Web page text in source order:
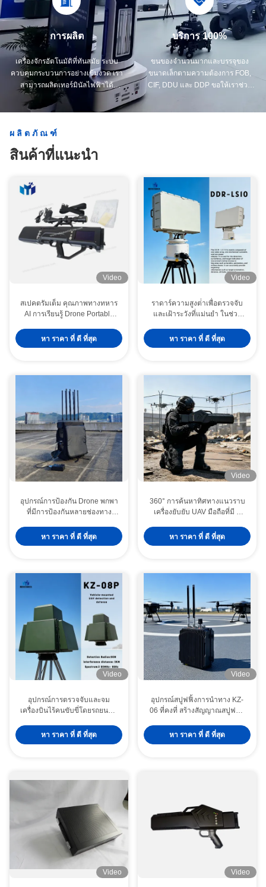
การผลิต
เครื่องจักรอัตโนมัติที่ทันสมัย ระบบ
ควบคุมกระบวนการอย่างเข้มงวด เรา
สามารถผลิตเทอร์มินัลไฟฟ้าได้
มากกว่าที่คุณต้องการ
บริการ 100%
ขนของจํานวนมากและบรรจุของ
ขนาดเล็กตามความต้องการ FOB,
CIF, DDU และ DDP ขอให้เราช่วย
ผลิตภัณฑ์
สินค้าที่แนะนํา
Video
สเปคตรัมเต็ม คุณภาพทางทหาร
AI การเรียนรู้ Drone Portable
ช่วงความถี่ที่สามารถปรับแต่งได้
หา ราคา ที่ ดี ที่สุด
Video
ราดาร์ความสูงต่ําเพื่อตรวจจับ
และเฝ้าระวังที่แม่นยํา ในช่วง
หมายที่แม่นยําและการติดตาม
หา ราคา ที่ ดี ที่สุด
อุปกรณ์การป้องกัน Drone พกพา
ที่มีการป้องกันหลายช่องทาง
มาตรฐานทางทหาร
หา ราคา ที่ ดี ที่สุด
Video
360° การค้นหาทิศทางแนวราบ
เครื่องยับยับ UAV มือถือที่มี 8
ระยะตรวจจับ 2 กม.
หา ราคา ที่ ดี ที่สุด
Video
อุปกรณ์การตรวจจับและจม
เครื่องบินไร้คนขับขี่โดยรถยนต์ที่
หา ราคา ที่ ดี ที่สุด
Video
อุปกรณ์สปูฟฟิ้งการนําทาง KZ-
06 ที่คงที่ สร้างสัญญาณสปูฟฟิ้ง
การนําทางดาวเทียมอย่างน้อย 2
ช่วง ทําให้เกิดการขัดแย้งที่หลอก
หา ราคา ที่ ดี ที่สุด
Video Video